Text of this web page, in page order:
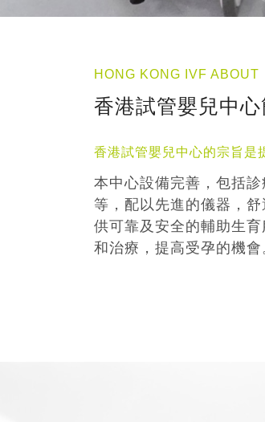
HONG KONG IVF ABOUT
香港試管嬰兒中心
香港試管嬰兒中心的宗旨是
本中心設備完善，包括
等，配以先進的儀器，
供可靠及安全的輔助生
和治療，提高受孕的機會